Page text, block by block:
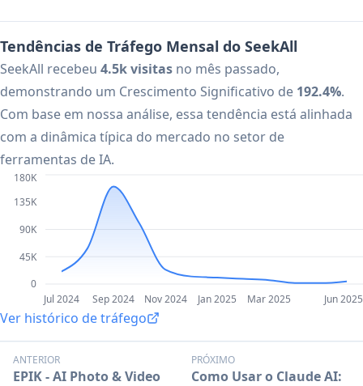
Tendências de Tráfego Mensal do SeekAll
SeekAll recebeu 4.5k visitas no mês passado,
demonstrando um Crescimento Significativo de 192.4%.
Com base em nossa análise, essa tendência está alinhada
com a dinâmica típica do mercado no setor de
ferramentas de IA.
Jul 2024 Sep 2024 Nov 2024 Jan 2025 Mar 2025 Jun 2025
0
45K
90K
135K
180K
Ver histórico de tráfego
ANTERIOR
EPIK - AI Photo & Video
PRÓXIMO
Como Usar o Claude AI: